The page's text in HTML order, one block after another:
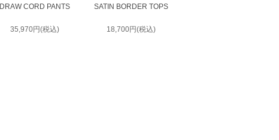
DRAW CORD PANTS
35,970円(税込)
SATIN BORDER TOPS
18,700円(税込)